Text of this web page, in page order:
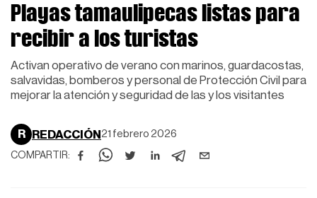
Playas tamaulipecas listas para
recibir a los turistas
Activan operativo de verano con marinos, guardacostas,
salvavidas, bomberos y personal de Protección Civil para
mejorar la atención y seguridad de las y los visitantes
R REDACCIÓN 21 febrero 2026
COMPARTIR: